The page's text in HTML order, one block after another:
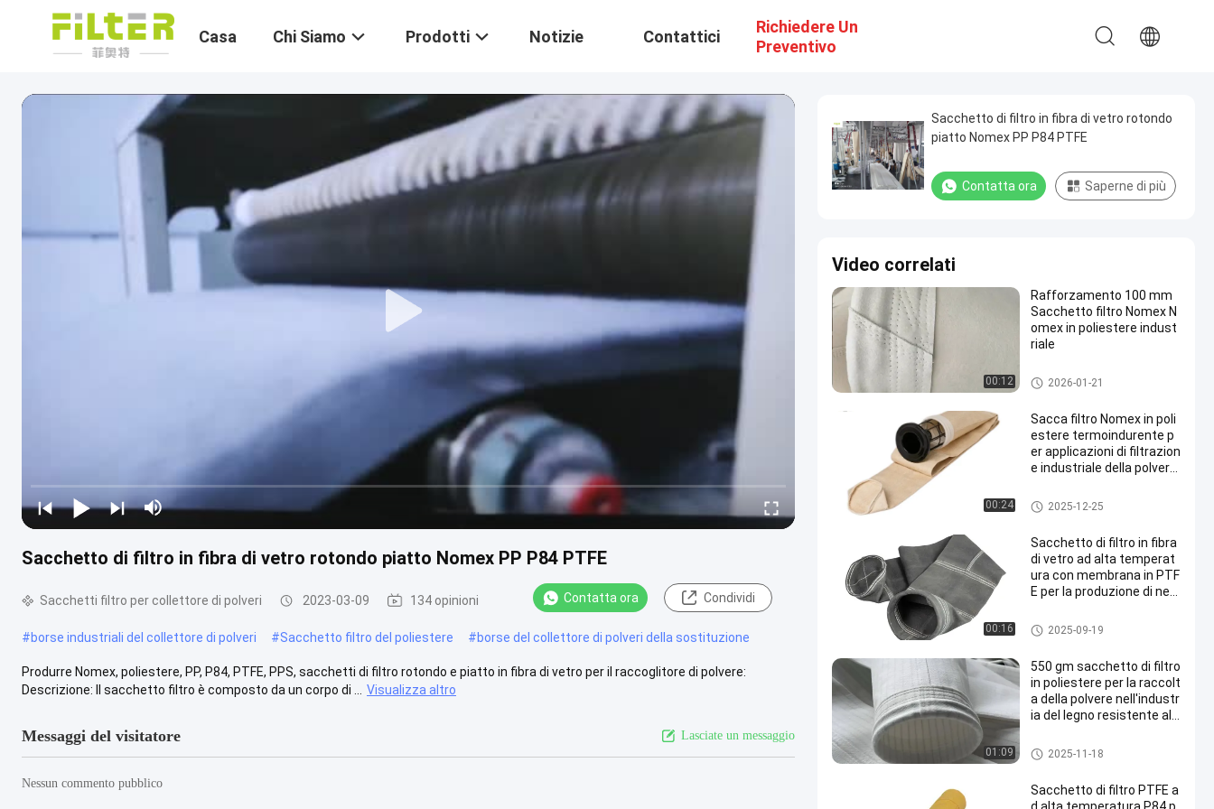
Casa Chi Siamo Prodotti Notizie Contattici
Richiedere Un
Preventivo
Sacchetto di filtro in fibra di vetro rotondo piatto Nomex PP P84 PTFE
Sacchetti filtro per collettore di polveri 2023-03-09 134 opinioni Contatta ora Condividi
#borse industriali del collettore di polveri #Sacchetto filtro del poliestere #borse del collettore di polveri della sostituzione
Produrre Nomex, poliestere, PP, P84, PTFE, PPS, sacchetti di filtro rotondo e piatto in fibra di vetro per il raccoglitore di polvere:
Descrizione: Il sacchetto filtro è composto da un corpo di ...
Visualizza altro
Messaggi del visitatore Lasciate un messaggio
Nessun commento pubblico
Sacchetto di filtro in fibra di vetro rotondo
piatto Nomex PP P84 PTFE
Contatta ora Saperne di più
Video correlati
00:12
Rafforzamento 100 mm
Sacchetto filtro Nomex N
omex in poliestere indust
riale
sacchetti per filtri ad alta temp
eratura
2026-01-21
00:24
Sacca filtro Nomex in poli
estere termoindurente p
er applicazioni di filtrazion
e industriale della polvere,
l'aria superiore e resisten
za alle alte temperature
Sacchetti filtro per collettore di
polveri
2025-12-25
00:16
Sacchetto di filtro in fibra
di vetro ad alta temperat
ura con membrana in PTF
E per la produzione di ner
sacchetto filtro in fibra di vetro
2025-09-19
01:09
550 gm sacchetto di filtro
in poliestere per la raccolt
a della polvere nell'industr
ia del legno resistente all
Sacchetto filtro del poliestere
2025-11-18
Sacchetto di filtro PTFE a